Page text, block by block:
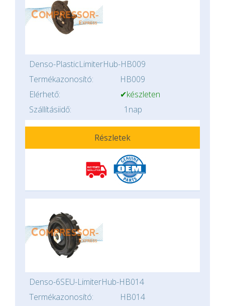
Denso-PlasticLimiterHub-HB009
Termékazonosító:
HB009
Elérhető:
✔készleten
Szállításiidő:
1nap
Részletek
Denso-6SEU-LimiterHub-HB014
Termékazonosító:
HB014